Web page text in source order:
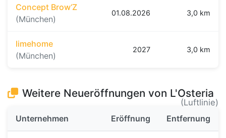
Concept Brow‘Z
(München)
01.08.2026 3,0 km
limehome
(München)
2027 3,0 km
Weitere Neueröffnungen von L'Osteria
(Luftlinie)
Unternehmen
Eröffnung Entfernung